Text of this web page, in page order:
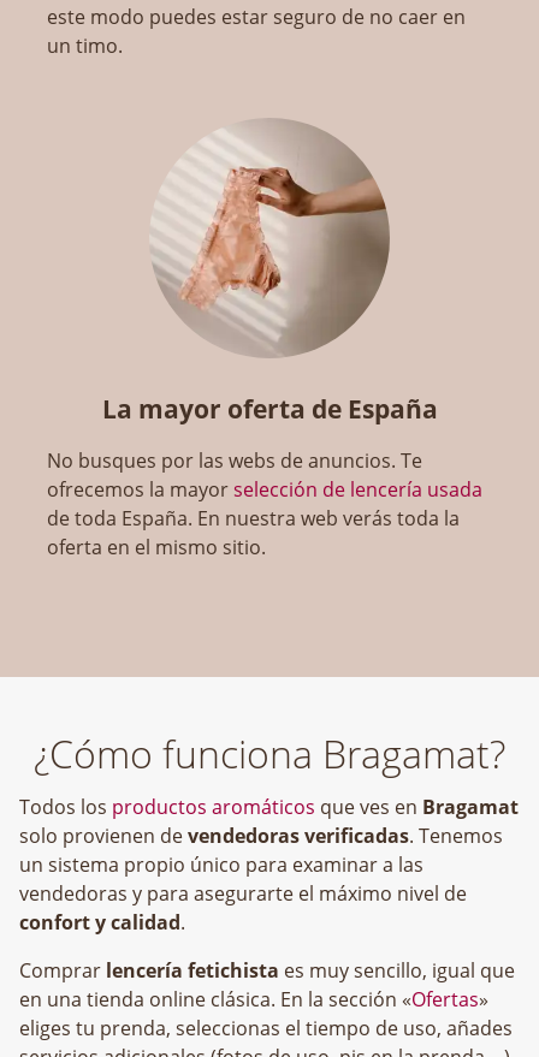
este modo puedes estar seguro de no caer en
un timo.
La mayor oferta de España
No busques por las webs de anuncios. Te
ofrecemos la mayorselección de lencería usada
de toda España. En nuestra web verás toda la
oferta en el mismo sitio.
¿Cómo funciona Bragamat?
Todos los productos aromáticos que ves en Bragamat
solo provienen devendedoras verificadas. Tenemos
un sistema propio único para examinar a las
vendedoras y para asegurarte el máximo nivel de
confort y calidad.
Comprar lencería fetichista es muy sencillo, igual que
en una tienda online clásica. En la sección «Ofertas»
eliges tu prenda, seleccionas el tiempo de uso, añades